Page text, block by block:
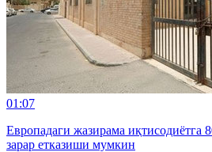
01:07
Европадаги жазирама иқтисодиётга
зарар етказиши мумкин